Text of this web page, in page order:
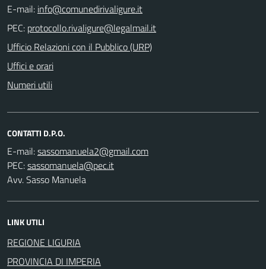
E-mail:
PEC:
Ufficio Relazioni con il Pubblico (URP)
Uffici e orari
Numeri utili
CONTATTI D.P.O.
E-mail:
PEC:
Avv. Sasso Manuela
LINK UTILI
REGIONE LIGURIA
PROVINCIA DI IMPERIA